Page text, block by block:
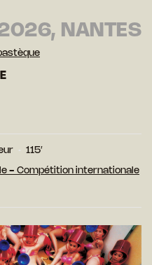
NANTES
115′
- Compétition internationale